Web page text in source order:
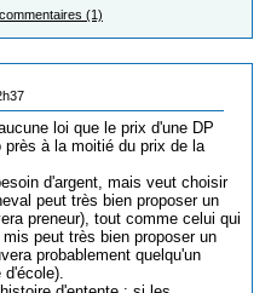
(1)
loi que le prix d'une DP
près à la moitié du prix de la
d'argent, mais veut choisir
peut très bien proposer un
preneur), tout comme celui qui
peut très bien proposer un
probablement quelqu'un
d'école).